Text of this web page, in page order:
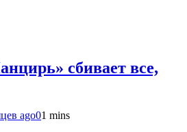
сбивает все,
ago01 mins